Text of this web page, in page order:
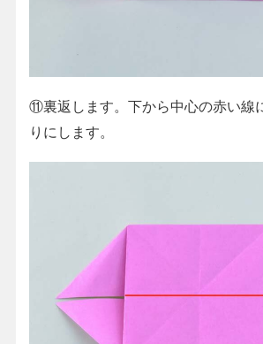
⑪裏返します。下から中心の赤い線
りにします。